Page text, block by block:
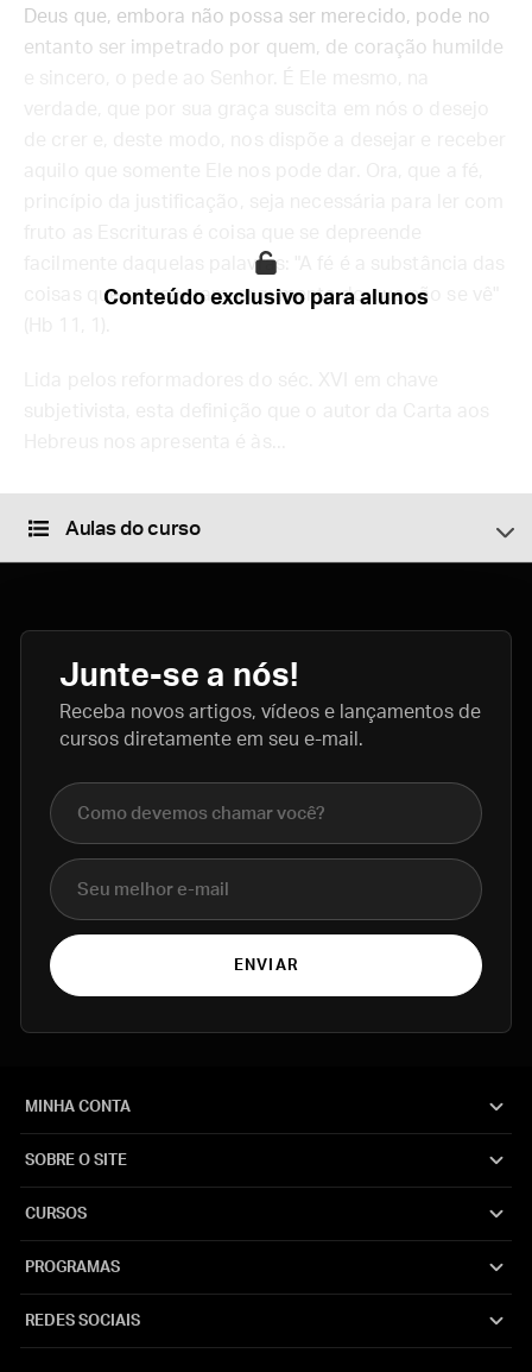
Deus que, embora não possa ser merecido, pode no
entanto ser impetrado por quem, de coração humilde
facilmente daquelas palavras: "A fé é a substância das
coisas que se esperam, argumento do que não se vê"
Conteúdo exclusivo para alunos
Aulas do curso
Junte-se a nós!
Receba novos artigos, vídeos e lançamentos de
cursos diretamente em seu e-mail.
Nome completo
E-mail
ENVIAR
MINHA CONTA
SOBRE O SITE
CURSOS
PROGRAMAS
REDES SOCIAIS